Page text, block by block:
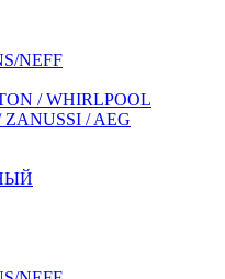
NEFF
/ WHIRLPOOL
/ AEG